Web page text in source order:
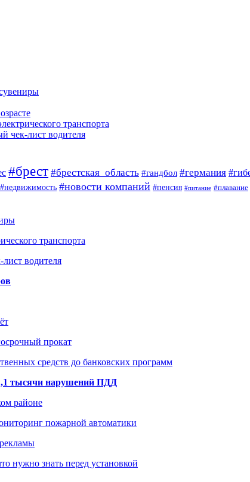
транспорта
чек-лист водителя
#брест #брестская_область #гандбол #германия
#недвижимость #новости компаний #пенсия #питание #плавание
транспорта
водителя
прокат
средств до банковских программ
тысячи нарушений ПДД
районе
пожарной автоматики
нужно знать перед установкой